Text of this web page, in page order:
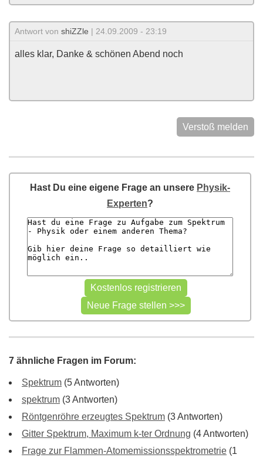
Antwort von shiZZle | 24.09.2009 - 23:19
alles klar, Danke & schönen Abend noch
Verstoß melden
Hast Du eine eigene Frage an unsere Physik-
Experten?
7 ähnliche Fragen im Forum:
Spektrum (5 Antworten)
spektrum (3 Antworten)
Röntgenröhre erzeugtes Spektrum (3 Antworten)
Gitter Spektrum, Maximum k-ter Ordnung (4 Antworten)
Frage zur Flammen-Atomemissionsspektrometrie (1